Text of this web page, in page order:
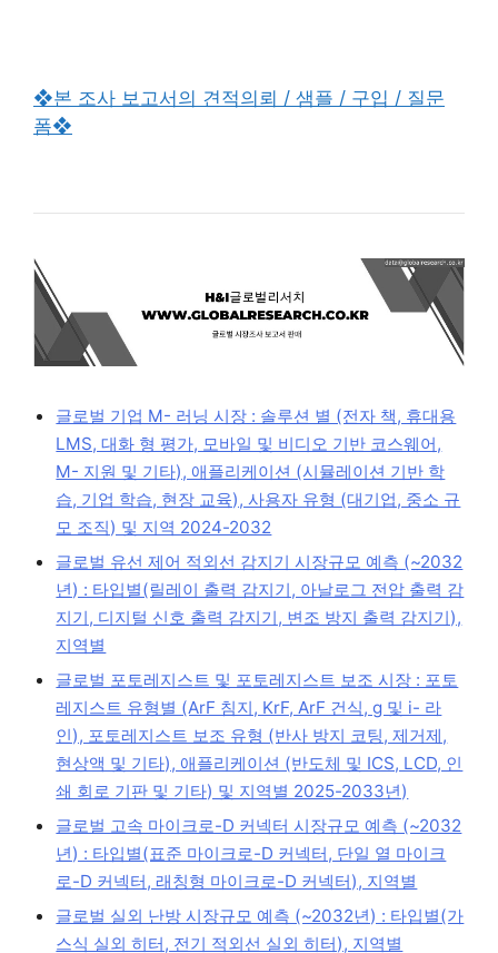
❖본 조사 보고서의 견적의뢰 / 샘플 / 구입 / 질문
폼❖
글로벌 기업 M- 러닝 시장 : 솔루션 별 (전자 책, 휴대용
LMS, 대화 형 평가, 모바일 및 비디오 기반 코스웨어,
M- 지원 및 기타), 애플리케이션 (시뮬레이션 기반 학
습, 기업 학습, 현장 교육), 사용자 유형 (대기업, 중소 규
모 조직) 및 지역 2024-2032
글로벌 유선 제어 적외선 감지기 시장규모 예측 (~2032
년) : 타입별(릴레이 출력 감지기, 아날로그 전압 출력 감
지기, 디지털 신호 출력 감지기, 변조 방지 출력 감지기),
지역별
글로벌 포토레지스트 및 포토레지스트 보조 시장 : 포토
레지스트 유형별 (ArF 침지, KrF, ArF 건식, g 및 i- 라
인), 포토레지스트 보조 유형 (반사 방지 코팅, 제거제,
현상액 및 기타), 애플리케이션 (반도체 및 ICS, LCD, 인
쇄 회로 기판 및 기타) 및 지역별 2025-2033년)
글로벌 고속 마이크로-D 커넥터 시장규모 예측 (~2032
년) : 타입별(표준 마이크로-D 커넥터, 단일 열 마이크
로-D 커넥터, 래칭형 마이크로-D 커넥터), 지역별
글로벌 실외 난방 시장규모 예측 (~2032년) : 타입별(가
스식 실외 히터, 전기 적외선 실외 히터), 지역별